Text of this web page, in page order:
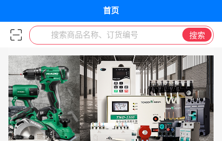
首页
搜索商品名称、订货编号 搜索